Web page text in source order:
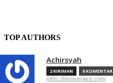
TOP AUTHORS
Achirsyah
2 KIRIMAN 0 KOMENTAR
https://bisnisterlaris.com/